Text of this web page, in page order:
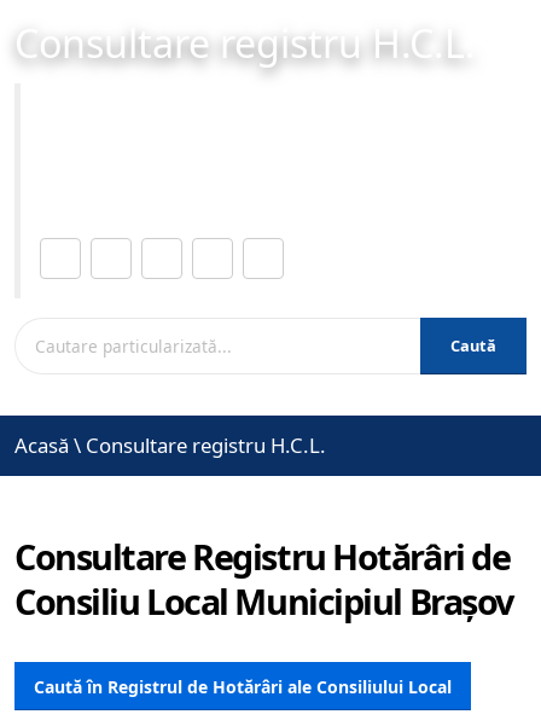
Consultare registru H.C.L.
Caută
Acasă \ Consultare registru H.C.L.
Consultare Registru Hotărâri de
Consiliu Local Municipiul Brașov
Caută în Registrul de Hotărâri ale Consiliului Local